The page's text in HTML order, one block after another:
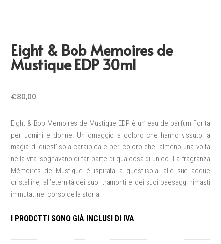
Eight & Bob Memoires de
Mustique EDP 30ml
€80,00
Eight & Bob Memoires de Mustique EDP è un’ eau de parfum fiorita
per uomini e donne. Un omaggio a coloro che hanno vissuto la
magia di quest’isola caraibica e per coloro che, almeno una volta
nella vita, sognavano di far parte di qualcosa di unico. La fragranza
Mémoires de Mustique è ispirata a quest’isola, alle sue acque
cristalline, all’eternità dei suoi tramonti e dei suoi paesaggi rimasti
immutati nel corso della storia.
I PRODOTTI SONO GIÀ INCLUSI DI IVA